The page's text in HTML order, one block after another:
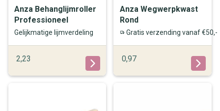
Anza Behanglijmroller
Professioneel
Gelijkmatige lijmverdeling
2,23
Anza Wegwerpkwast
Rond
Gratis verzending vanaf €50,-
0,97